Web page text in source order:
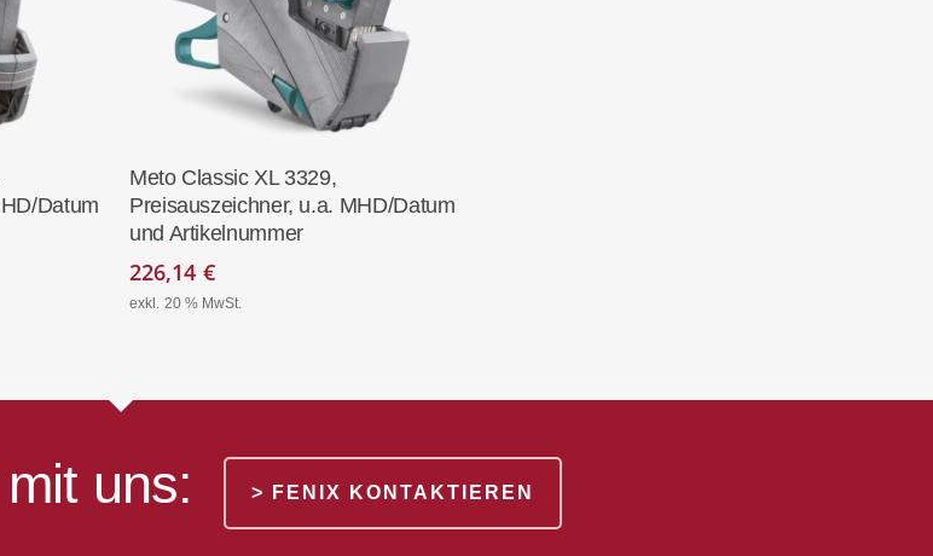
Datum
In Den Warenkorb
Meto Classic XL 3329,
Preisauszeichner, u.a. MHD/Datum
und Artikelnummer
226,14 €
exkl. 20 % MwSt.
uns: > FENIX KONTAKTIEREN